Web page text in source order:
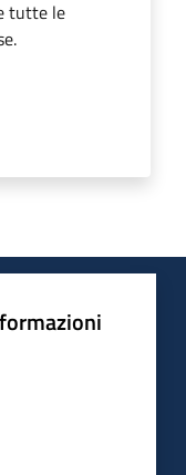
tutte le